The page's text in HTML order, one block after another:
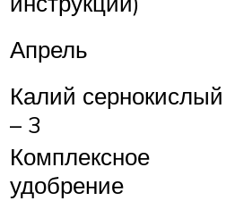
Апрель
Калий сернокислый
– 3
Комплексное
удобрение